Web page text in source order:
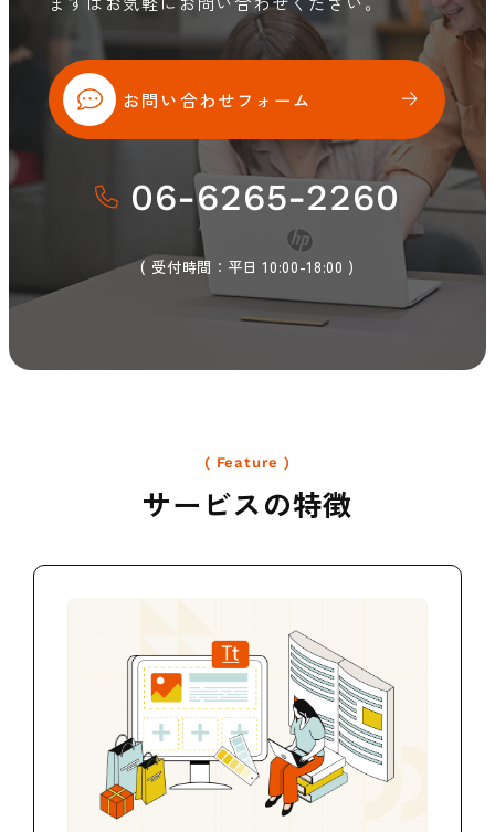
お問い合わせフォーム
06-6265-2260
( 受付時間：平日 10:00-18:00 )
( Feature )
サービスの特徴